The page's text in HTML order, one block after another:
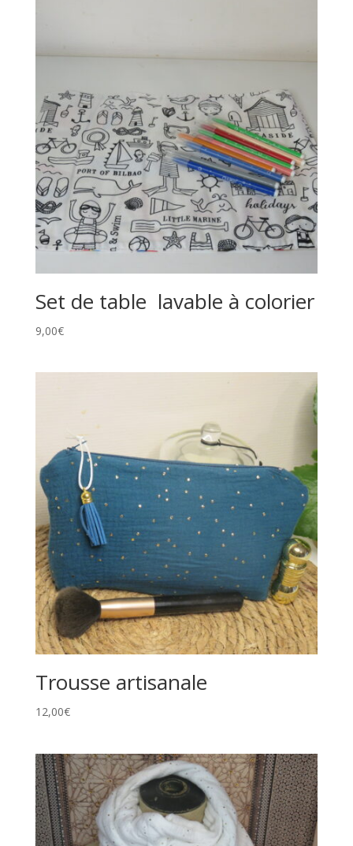
Set de table lavable à colorier
9,00€
Trousse artisanale
12,00€